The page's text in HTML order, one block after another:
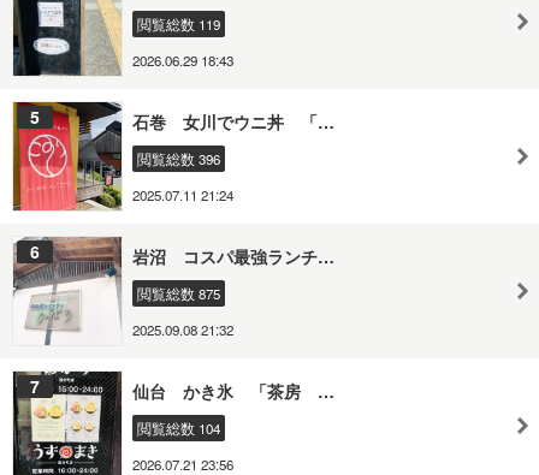
閲覧総数 119
2026.06.29 18:43
5 石巻 女川でウニ丼 「…
閲覧総数 396
2025.07.11 21:24
6 岩沼 コスパ最強ランチ…
閲覧総数 875
2025.09.08 21:32
7 仙台 かき氷 「茶房 …
閲覧総数 104
2026.07.21 23:56